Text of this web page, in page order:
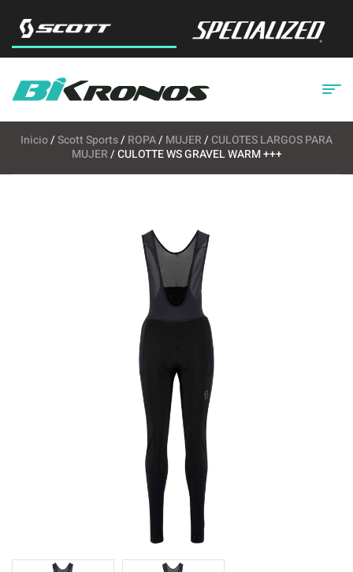
Inicio/Scott Sports/ ROPA/ MUJER/ CULOTES LARGOS PARA
MUJER/ CULOTTE WS GRAVEL WARM +++